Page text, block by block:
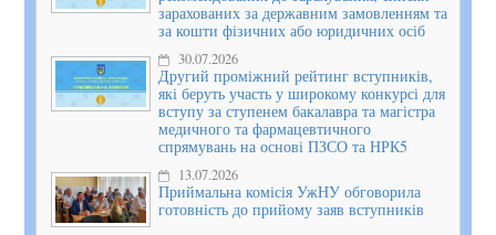
зарахованих за державним замовленням та
за кошти фізичних або юридичних осіб
30.07.2026
Другий проміжний рейтинг вступників,
які беруть участь у широкому конкурсі для
вступу за ступенем бакалавра та магістра
медичного та фармацевтичного
спрямувань на основі ПЗСО та НРК5
13.07.2026
Приймальна комісія УжНУ обговорила
готовність до прийому заяв вступників